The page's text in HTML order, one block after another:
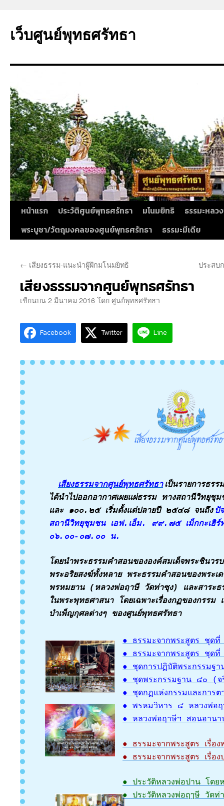
ยัง
เว็บศูนย์พุทธศรัทธา
หน้าแรก ประวัติศูนย์พุทธศรัทธา มโนมยิทธิ
ธรรมะหลว
พระบูชา/วัตถุมงคลของศูนย์พุทธศรัทธา
ธรรมะมีเดีย
← เสียงธรรม-แนะนำผู้ฝึกมโนมยิทธิ ประสบ
เสียงธรรมจากศูนย์พุทธศรัทธา
เขียนบน2 มีนาคม 2016โดยศูนย์พุทธศรัทธา
Facebook Twitter Line
เสียงธรรมจากศูนย์พุทธศรัทธา เป็นรายการธร
ได้นำไปออกอากาศเผยแผ่ธรรม ทางสถานีวิทยุ
และ ๑๐๐.๒๕ เริ่มตั้งแต่ปลายปี ๒๕๔๘ จนถึง ปั
สถานีวิทยุชุมชน เอฟ.เอ็ม. ๙๙.๗๕ เม็กกะเฮิร์
๐๖.๐๐-๐๗.๐๐ น.
โดยนำพระธรรมคำสอนขององค์สมเด็จพระชินวร
พระอริยสงฆ์ทั้งหลาย พระธรรมคำสอนของพระเ
พรหมยาน (หลวงพ่อฤาษี วัดท่าซุง) และสาระธ
ในพระพุทธศาสนา โดยเฉพาะเรื่องกฏของกรรม
บำเพ็ญกุศลต่างๆ ของศูนย์พุทธศรัทธา
● ธรรมะจากพระสูตร ชุดที่
● ธรรมะจากพระสูตร ชุด
● ชุดการปฏิบัติพระกรรมฐ
● ชุดพระกรรมฐาน ๔๐ (
● ชุดกฏแห่งกรรมและการต
● พรหมวิหาร ๔ หลวงพ่อฤ
● หลวงพ่อฤาษีฯ สอนอานา
● ธรรมะจากพระสูตร เรื่อ
● ธรรมะจากพระสูตร เรื่อ
● ประวัติหลวงพ่อปาน โดย
● ประวัติหลวงพ่อฤๅษี วัดท่